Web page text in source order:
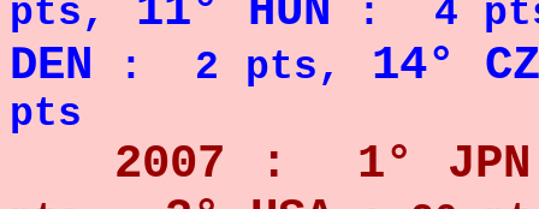
pts, 11° HUN : 4
DEN : 2 pts, 14°
pts
2007 : 1° JPN